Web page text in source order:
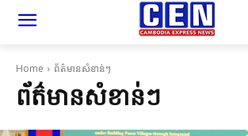
Home ព័ត៌មានសំខាន់ៗ
ព័ត៌មានសំខាន់ៗ